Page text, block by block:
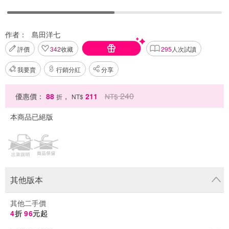
作者： 島田洋七
評價 342收藏 295 人次試讀
我要賣 行銷分紅 分享
優惠價： 88 折 ， NT$ 211 NT$ 240
本商品已絕版
其他版本
其他二手價
4折 96元起